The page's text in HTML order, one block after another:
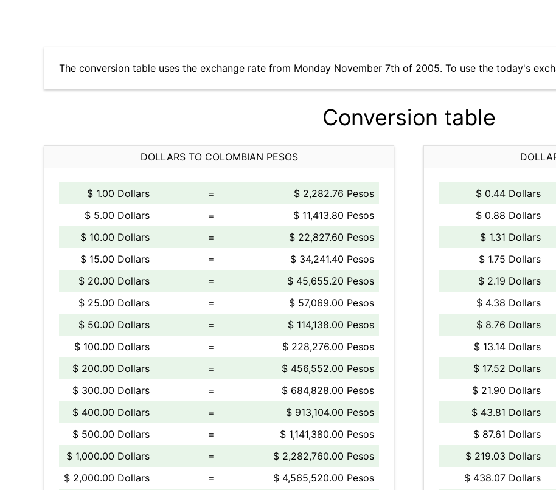
The conversion table uses the exchange rate from Monday November 7th of 2005. To use the today's
Conversion table
DOLLARS TO COLOMBIAN PESOS
$ 1.00 Dollars =
$ 2,282.76 Pesos
$ 5.00 Dollars
=
$ 11,413.80 Pesos
$ 10.00 Dollars
=
$ 22,827.60 Pesos
$ 15.00 Dollars
=
$ 34,241.40 Pesos
$ 20.00 Dollars
=
$ 45,655.20 Pesos
$ 25.00 Dollars
=
$ 57,069.00 Pesos
$ 50.00 Dollars
=
$ 114,138.00 Pesos
$ 100.00 Dollars
=
$ 228,276.00 Pesos
$ 200.00 Dollars
=
$ 456,552.00 Pesos
$ 300.00 Dollars
=
$ 684,828.00 Pesos
$ 400.00 Dollars
=
$ 913,104.00 Pesos
$ 500.00 Dollars
=
$ 1,141,380.00 Pesos
$ 1,000.00 Dollars
=
$ 2,282,760.00 Pesos
$ 2,000.00 Dollars
= $ 4,565,520.00 Pesos
$ 0.44 Dollars
$ 0.88 Dollars
$ 1.31 Dollars
$ 1.75 Dollars
$ 2.19 Dollars
$ 4.38 Dollars
$ 8.76 Dollars
$ 13.14 Dollars
$ 17.52 Dollars
$ 21.90 Dollars
$ 43.81 Dollars
$ 87.61 Dollars
$ 219.03 Dollars
$ 438.07 Dollars